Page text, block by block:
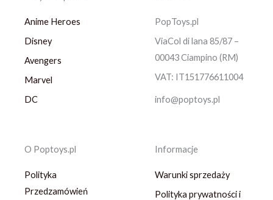
Anime Heroes
Disney
Avengers
Marvel
DC
PopToys.pl
ViaCol di lana 85/87 –
00043 Ciampino (RM)
VAT: IT151776611004
info@poptoys.pl
O Poptoys.pl
Polityka
Przedzamówień
Informacje
Warunki sprzedaży
Polityka prywatności i